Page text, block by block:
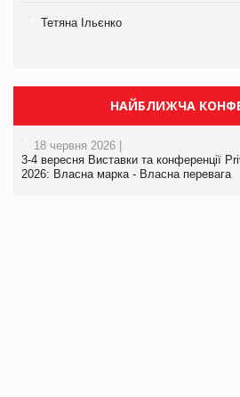
Тетяна Ільєнко
НАЙБЛИЖЧА
18 червня 2026 |
3-4 вересня Виставки та конференції
2026: Власна марка - Власна перевага